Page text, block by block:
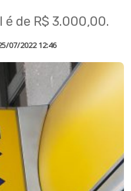
de R$ 3.000,00.
07/2022 12:46